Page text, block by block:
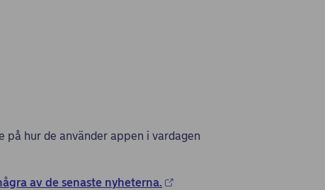
på hur de använder appen i vardagen
av de senaste nyheterna.